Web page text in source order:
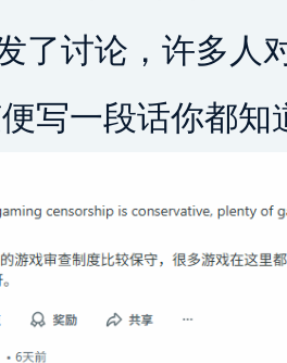
了讨论，许多人
写一段话你都知